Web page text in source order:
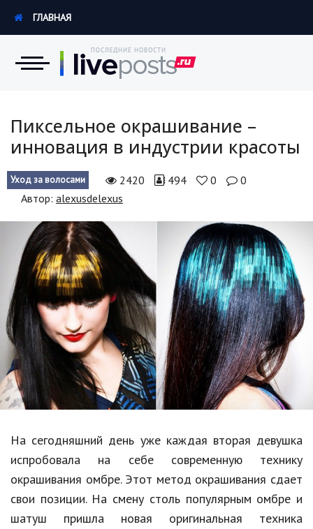
Экономика
Происшествия
Россия
Наука и техника
Политика
Образование
В мире
Культура
Авто, мото
Спорт
Знаменитости
Статьи
ГЛАВНАЯ
Пиксельное окрашивание –
инновация в индустрии красоты
Уход за волосами 2420 494 0
0
Автор: alexusdelexus
На сегодняшний день уже каждая вторая девушка
испробовала на себе современную технику
окрашивания омбре. Этот метод окрашивания сдает
свои позиции. На смену столь популярным омбре и
шатуш пришла новая оригинальная техника